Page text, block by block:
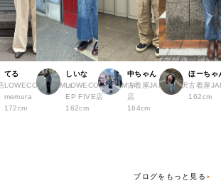
てる
LOWECO by JAM a
memura
172cm
しいな
LOWECO by JAM H
EP FIVE店
162cm
中ちゃん
古着屋JAM 下北沢
店
164cm
ほーちゃ
古着屋
162cm
ブログをもっと見る